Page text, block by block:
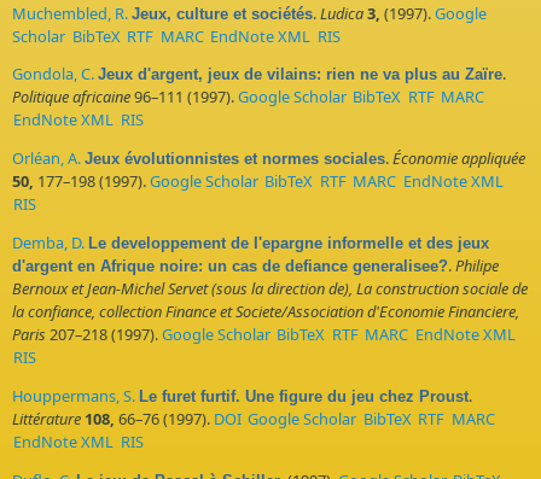
Muchembled, R. Jeux, culture et sociétés.Ludica3, (1997).Google
Scholar BibTeX RTF MARC EndNote XML RIS
Gondola, C. Jeux d'argent, jeux de vilains: rien ne va plus au Zaïre.
Politique africaine96–111 (1997).Google Scholar BibTeX RTF MARC
EndNote XML RIS
Orléan, A. Jeux évolutionnistes et normes sociales.Économie appliquée
50, 177–198 (1997).Google Scholar BibTeX RTF MARC EndNote XML
RIS
Demba, D. Le developpement de I'epargne informelle et des jeux
d'argent en Afrique noire: un cas de defiance generalisee?.Philipe
Bernoux et Jean-Michel Servet (sous la direction de), La construction sociale de
la confiance, collection Finance et Societe/Association d'Economie Financiere,
Paris 207–218 (1997).Google Scholar BibTeX RTF MARC EndNote XML
RIS
Houppermans, S. Le furet furtif. Une figure du jeu chez Proust.
Littérature 108, 66–76 (1997). DOI Google Scholar BibTeX RTF MARC
EndNote XML RIS